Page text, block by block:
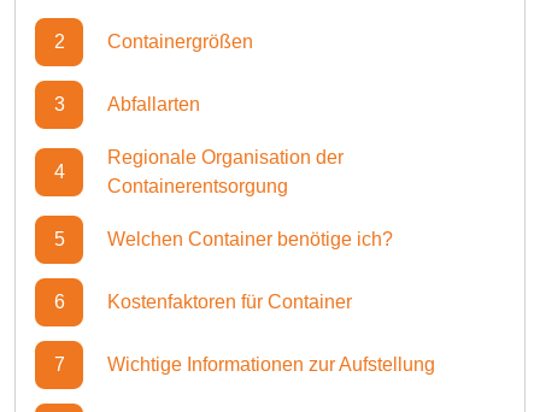
2 Containergrößen
3 Abfallarten
4
Regionale Organisation der
Containerentsorgung
5 Welchen Container benötige ich?
6 Kostenfaktoren für Container
7 Wichtige Informationen zur Aufstellung